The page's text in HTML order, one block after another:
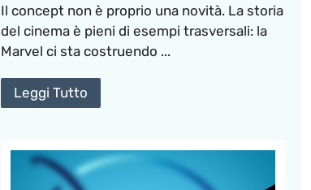
Il concept non è proprio una novità. La storia
del cinema è pieni di esempi trasversali: la
Marvel ci sta costruendo ...
Leggi Tutto